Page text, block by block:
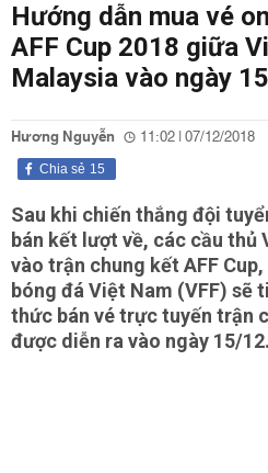
Hướng dẫn mua vé
AFF Cup 2018 giữa
Malaysia vào ngày
Hương Nguyễn 11:02 | 07/12/2018
15
Chia sẻ
Sau khi chiến thắng đội
bán kết lượt về, các cầu
vào trận chung kết AFF
bóng đá Việt Nam (VFF) sẽ
thức bán vé trực tuyến trận
được diễn ra vào ngày 15/12.